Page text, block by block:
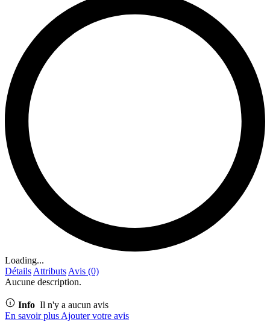
Loading...
Détails Attributs Avis (0)
Aucune description.
Info Il n'y a aucun avis
En savoir plus Ajouter votre avis